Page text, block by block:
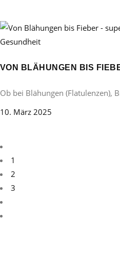
Gesundheit
VON BLÄHUNGEN BIS
Ob bei Blähungen (Flatulenzen),
10. März 2025
1
2
3